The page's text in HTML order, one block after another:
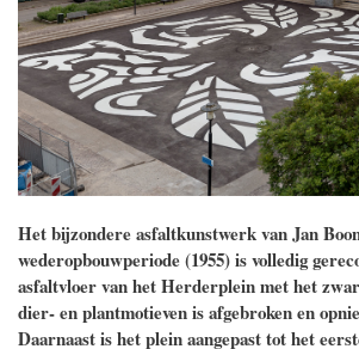
Het bijzondere asfaltkunstwerk van Jan
wederopbouwperiode (1955) is volledig
asfaltvloer van het Herderplein met het
dier- en plantmotieven is afgebroken en
Daarnaast is het plein aangepast tot het